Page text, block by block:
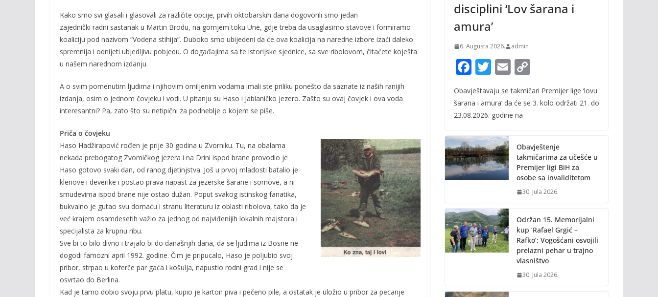
Kako smo svi glasali i glasovali za različite opcije, prvih oktobarskih dana dogovorili smo jedan
zajednički radni sastanak u Martin Brodu, na gornjem toku Une, gdje treba da usaglasimo stavove i formiramo
koaliciju pod nazivom “Vodena stihija”. Duboko smo ubijedeni da će ova koalicija na naredne izbore izaći daleko
spremnija i odnijeti ubjedljivu pobjedu. O događajima sa te istorijske sjednice, sa sve ribolovom, čitaćete koješta
u našem narednom izdanju.
A o svim pomenutim ljudima i njihovim omiljenim vodama imali ste priliku ponešto da saznate iz naših ranijih
izdanja, osim o jednom čovjeku i vodi. U pitanju su Haso i Jablaničko jezero. Zašto su ovaj čovjek i ova voda
interesantni? Pa, zato što su netipični za podneblje o kojem se piše.
Priča o čovjeku
Haso Hadžirapović rođen je prije 30 godina u Zvorniku. Tu, na obalama
nekada prebogatog Zvomičkog jezera i na Drini ispod brane provodio je
Haso gotovo svaki dan, od ranog djetinjstva. Još u prvoj mladosti batalio je
klenove i deverike i postao prava napast za jezerske šarane i somove, a ni
smudevima ispod brane nije ostao dužan. Poput svakog istinskog fanatika,
bukvalno je gutao svu domaću i stranu literaturu iz oblasti ribolova, tako da je
već krajem osamdesetih važio za jednog od najviđenijih lokalnih majstora i
specijalista za krupnu ribu.
Sve bi to bilo divno i trajalo bi do današnjih dana, da se ljudima iz Bosne ne
dogodi famozni april 1992. godine. Čim je pripucalo, Haso je poljubio svoj
pribor, strpao u koferče par gaća i košulja, napustio rodni grad i nije se
osvrtao do Berlina.
Kad je tamo dobio svoju prvu platu, kupio je karton piva i pečeno pile, a ostatak je uložio u pribor za pecanje
disciplini ‘Lov šarana i
amura’
6. Augusta 2026. admin
F
ac
e
b
o
k
T
itt
er
E
m
ai
l
o
p
n
k
Obavještavaju se takmičari Premijer lige ‘lovu
šarana i amura’ da će se 3. kolo održati 21. do
23.08.2026. godine na
Obavještenje
takmičarima za učešće u
Premijer ligi BiH za
osobe sa invaliditetom
30. Jula 2026.
Održan 15. Memorijalni
kup ‘Rafael Grgić –
Rafko’: Vogošćani osvojili
prelazni pehar u trajno
vlasništvo
30. Jula 2026.